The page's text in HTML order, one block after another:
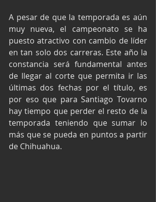
A pesar de que la temporada es aún
muy nueva, el campeonato se ha
puesto atractivo con cambio de líder
en tan solo dos carreras. Este año la
constancia será fundamental antes
de llegar al corte que permita ir las
últimas dos fechas por el título, es
por eso que para Santiago Tovarno
hay tiempo que perder el resto de la
temporada teniendo que sumar lo
más que se pueda en puntos a partir
de Chihuahua.